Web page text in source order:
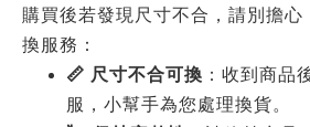
購買後若發現尺寸不合，請別擔
換服務：
📏 尺寸不合可換 ：收到商品
服，小幫手為您處理換貨。